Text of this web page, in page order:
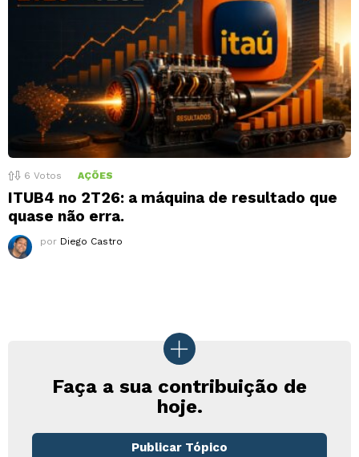
6 Votos AÇÕES
ITUB4 no 2T26: a máquina de resultado que
quase não erra.
por Diego Castro
Faça a sua contribuição de
hoje.
Publicar Tópico